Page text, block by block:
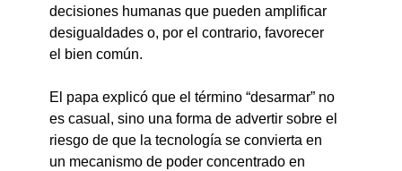
decisiones humanas que pueden amplificar
desigualdades o, por el contrario, favorecer
el bien común.
El papa explicó que el término “desarmar” no
es casual, sino una forma de advertir sobre el
riesgo de que la tecnología se convierta en
un mecanismo de poder concentrado en